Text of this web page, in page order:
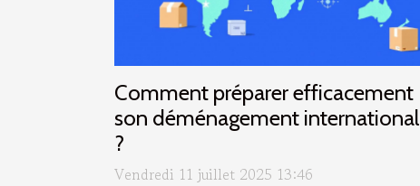
Comment préparer efficacement
son déménagement international
?
Vendredi 11 juillet 2025 13:46